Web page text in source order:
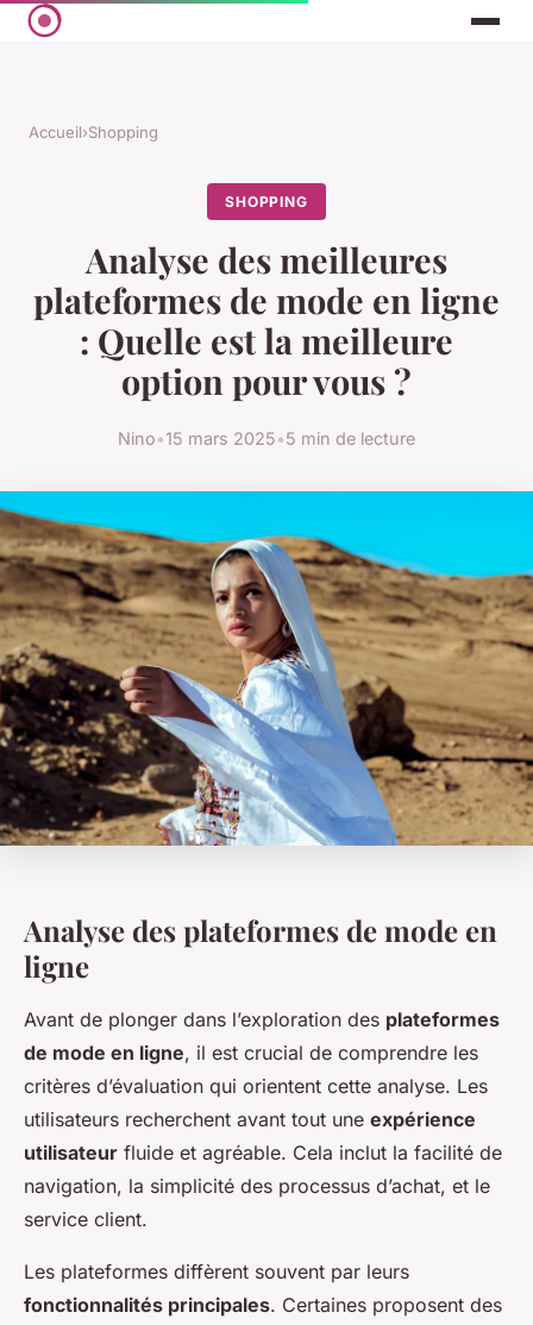
Accueil›Shopping
SHOPPING
Analyse des meilleures
plateformes de mode en ligne
: Quelle est la meilleure
option pour vous ?
Nino•15 mars 2025•5 min de lecture
Analyse des plateformes de mode en
ligne
Avant de plonger dans l’exploration des plateformes
de mode en ligne, il est crucial de comprendre les
critères d’évaluation qui orientent cette analyse. Les
utilisateurs recherchent avant tout une expérience
utilisateur fluide et agréable. Cela inclut la facilité de
navigation, la simplicité des processus d’achat, et le
service client.
Les plateformes diffèrent souvent par leurs
fonctionnalités principales. Certaines proposent des